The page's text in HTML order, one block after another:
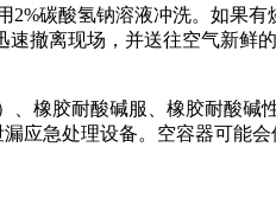
碳酸氢钠溶液冲洗。如果
撤离现场，并送往空气新鲜
橡胶耐酸碱服、橡胶耐酸碱
应急处理设备。空容器可能会